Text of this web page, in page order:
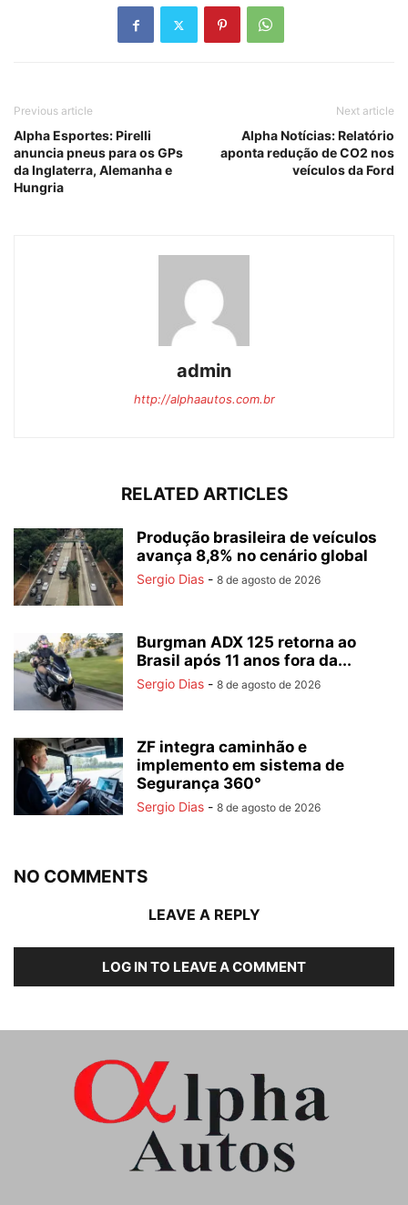
Previous article
Alpha Esportes: Pirelli
anuncia pneus para os GPs
da Inglaterra, Alemanha e
Hungria
Next article
Alpha Notícias: Relatório
aponta redução de CO2 nos
veículos da Ford
admin
http://alphaautos.com.br
RELATED ARTICLES
Produção brasileira de veículos
avança 8,8% no cenário global
Sergio Dias - 8 de agosto de 2026
Burgman ADX 125 retorna ao
Brasil após 11 anos fora da...
Sergio Dias - 8 de agosto de 2026
ZF integra caminhão e
implemento em sistema de
Segurança 360°
Sergio Dias - 8 de agosto de 2026
NO COMMENTS
LEAVE A REPLY
LOG IN TO LEAVE A COMMENT